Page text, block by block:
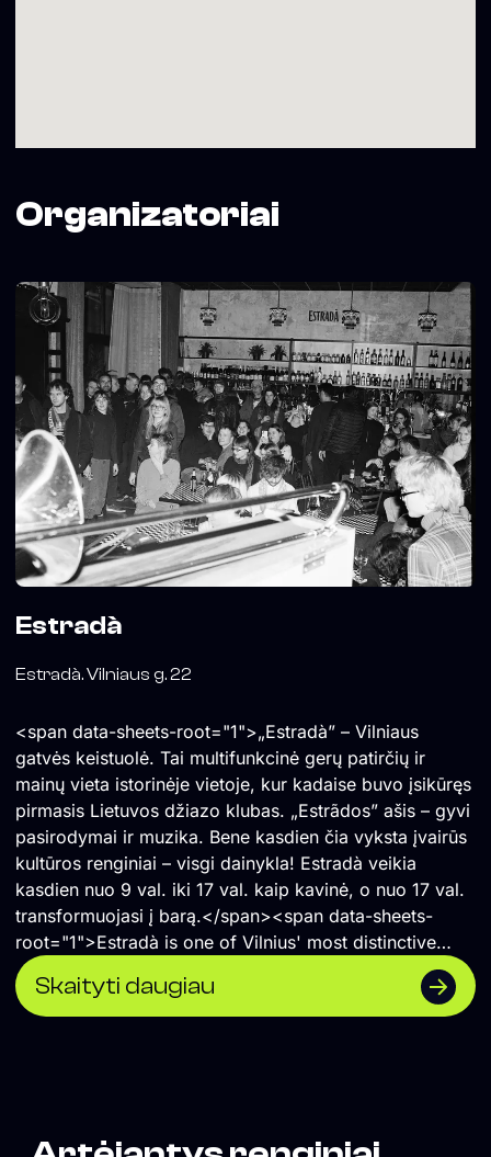
Organizatoriai
Estradà
Estradà. Vilniaus g. 22
<span data-sheets-root="1">„Estradà” – Vilniaus
gatvės keistuolė. Tai multifunkcinė gerų patirčių ir
mainų vieta istorinėje vietoje, kur kadaise buvo įsikūręs
pirmasis Lietuvos džiazo klubas. „Estrãdos” ašis – gyvi
pasirodymai ir muzika. Bene kasdien čia vyksta įvairūs
kultūros renginiai – visgi dainykla! Estradà veikia
kasdien nuo 9 val. iki 17 val. kaip kavinė, o nuo 17 val.
transformuojasi į barą.</span><span data-sheets-
root="1">Estradà is one of Vilnius' most distinctive
cultural spaces—a multifunctional venue for shared
experiences, creativity, and exchange, located in the
historic building that once housed Lithuania's first jazz
evening.</span>
Skaityti daugiau